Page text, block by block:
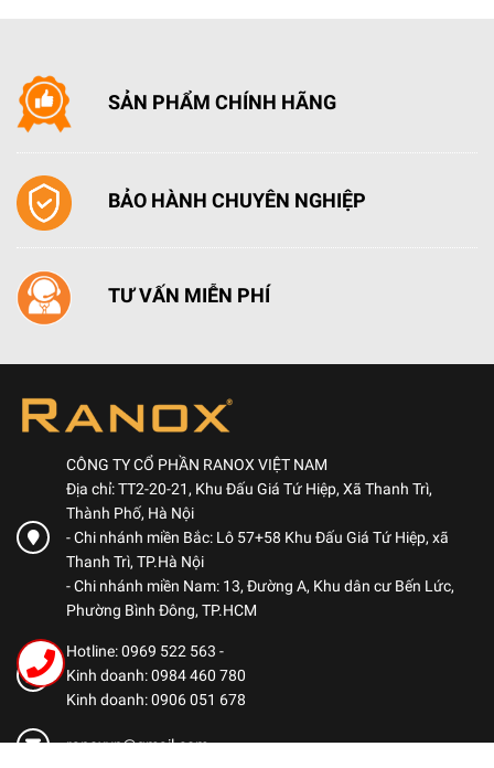
SẢN PHẨM CHÍNH HÃNG
BẢO HÀNH CHUYÊN NGHIỆP
TƯ VẤN MIỄN PHÍ
CÔNG TY CỔ PHẦN RANOX VIỆT NAM
Địa chỉ: TT2-20-21, Khu Đấu Giá Tứ Hiệp, Xã Thanh Trì,
Thành Phố, Hà Nội
- Chi nhánh miền Bắc: Lô 57+58 Khu Đấu Giá Tứ Hiệp, xã
Thanh Trì, TP.Hà Nội
- Chi nhánh miền Nam: 13, Đường A, Khu dân cư Bến Lức,
Phường Bình Đông, TP.HCM
Hotline: 0969 522 563 -
Kinh doanh: 0984 460 780
Kinh doanh: 0906 051 678
ranoxvn@gmail.com